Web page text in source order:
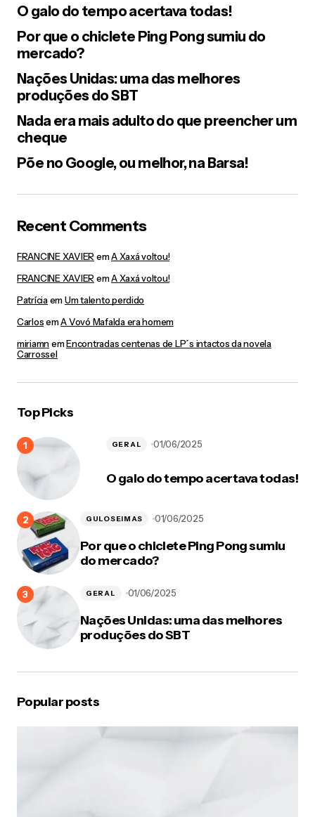
Muito boa, né? Também me bateu uma saudade
forte.
01/09/2011 at 3:07 pm
Responder
Eu tinha vaááááários…. e eles amarelavam de tanto
uso….hehehehe….bjo Gossen!
Ana Paula
01/09/2011 at 3:00 pm
sério? hehehe que legal.. bjao
gurimedonho
Responder
Eu tinha o copinho do Didi e do Mussum. Q saudade!
mto mais gostoso. Bjs p/ ti.
Responder
É verdade, grande beijo!
gurimedonho
02/09/2011 at 12:09 pm
Eu tinha vááários… e um óculos do chaves também!
hehehe
Val
02/09/2011 at 1:18 am
Responder
demais, vou procurar aqui!
02/09/2011 at 12:09 pm
Responder
O galo do tempo acertava todas!
Por que o chiclete Ping Pong sumiu do
mercado?
Nações Unidas: uma das melhores
produções do SBT
Nada era mais adulto do que preencher um
cheque
Põe no Google, ou melhor, na Barsa!
Recent Comments
FRANCINE XAVIER emA Xaxá voltou!
FRANCINE XAVIER emA Xaxá voltou!
PatríciaemUm talento perdido
CarlosemA Vovó Mafalda era homem
miriamnemEncontradas centenas de LP´s intactos da novela
Carrossel
Top Picks
O galo do tempo acertava todas!
GERAL 01/06/2025
Por que o chiclete Ping Pong sumiu
do mercado?
GULOSEIMAS 01/06/2025
Nações Unidas: uma das melhores
produções do SBT
GERAL 01/06/2025
Popular posts